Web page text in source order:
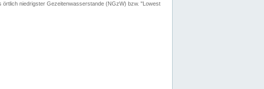
örtlich niedrigster Gezeitenwasserstande (NGzW) bzw. "Lowest